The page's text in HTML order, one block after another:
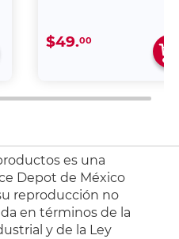
$49.00
es una
Depot de México
reproducción no
en términos de la
y de la Ley